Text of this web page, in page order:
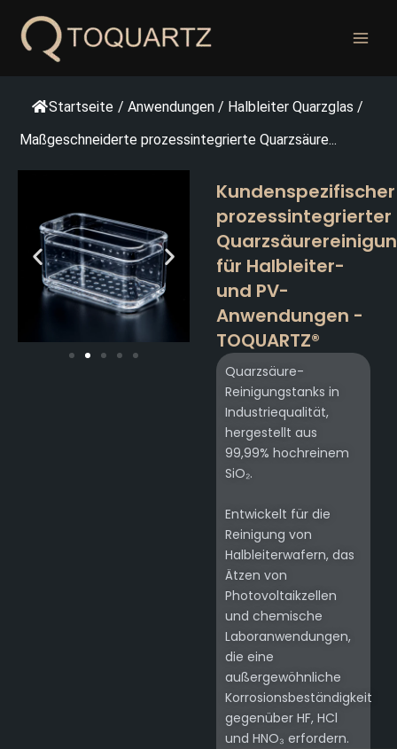
Inhalt
springen
Startseite / Anwendungen / Halbleiter Quarzglas /
Maßgeschneiderte prozessintegrierte Quarzsäure...
Kundenspezifischer
prozessintegrierter
für Halbleiter-
und PV-
Anwendungen -
TOQUARTZ®
Quarzsäure-
Reinigungstanks in
Industriequalität,
hergestellt aus
99,99% hochreinem
SiO₂.
Entwickelt für die
Reinigung von
Halbleiterwafern, das
Ätzen von
Photovoltaikzellen
und chemische
Laboranwendungen,
die eine
außergewöhnliche
Korrosionsbeständigkeit
gegenüber HF, HCl
und HNO₃ erfordern.